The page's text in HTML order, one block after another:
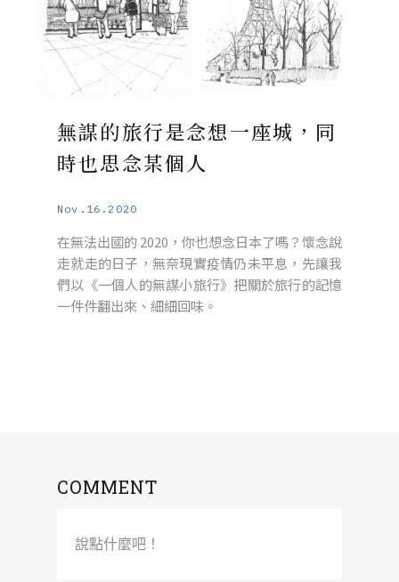
無謀的旅行是念想一座城，同
時也思念某個人
Nov.16.2020
在無法出國的 2020，你也想念日本了嗎？懷念說
走就走的日子，無奈現實疫情仍未平息，先讓我
們以《一個人的無謀小旅行》把關於旅行的記憶
一件件翻出來、細細回味。
COMMENT
說點什麼吧！